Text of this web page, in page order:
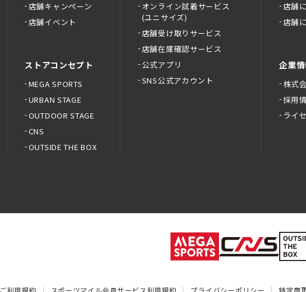
店舗キャンペーン
店舗イベント
ストアコンセプト
MEGA SPORTS
URBAN STAGE
OUTDOOR STAGE
CNS
OUTSIDE THE BOX
オンライン試着サービス
(ユニサイズ)
店舗受け取りサービス
店舗在庫確認サービス
公式アプリ
SNS公式アカウント
店舗
店舗
企業
株式
採用
ライ
ご利用規約 スポーツマイル会員サービス利用規約 プライバシーポリシー 特定商